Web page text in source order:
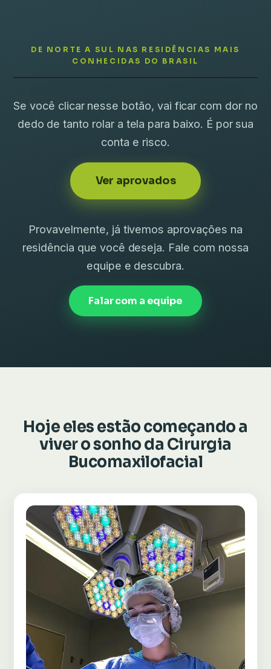
DE NORTE A SUL NAS RESIDÊNCIAS MAIS
CONHECIDAS DO BRASIL
DEPOIMENTOS
Se você clicar nesse botão, vai ficar com dor no
dedo de tanto rolar a tela para baixo. É por sua
conta e risco.
Ver aprovados
Provavelmente, já tivemos aprovações na
residência que você deseja. Fale com nossa
equipe e descubra.
Falar com a equipe
Hoje eles estão começando a
viver o sonho da Cirurgia
Bucomaxilofacial